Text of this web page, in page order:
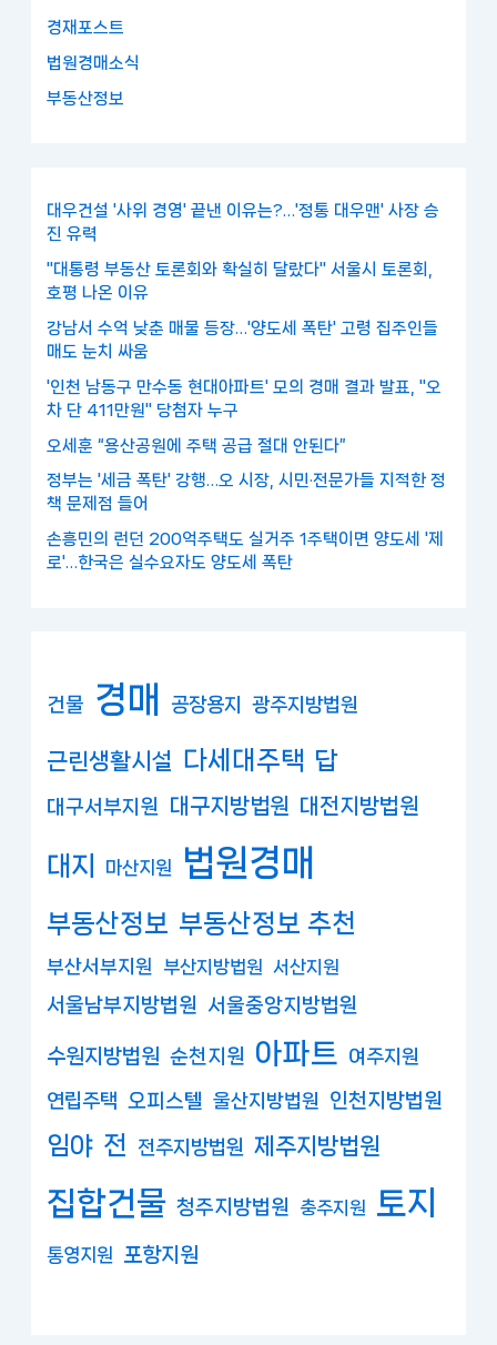
경재포스트
법원경매소식
부동산정보
대우건설 '사위 경영' 끝낸 이유는?…'정통 대우맨' 사장 승
진 유력
"대통령 부동산 토론회와 확실히 달랐다" 서울시 토론회,
호평 나온 이유
강남서 수억 낮춘 매물 등장…'양도세 폭탄' 고령 집주인들
매도 눈치 싸움
'인천 남동구 만수동 현대아파트' 모의 경매 결과 발표, "오
차 단 411만원" 당첨자 누구
오세훈 “용산공원에 주택 공급 절대 안된다”
정부는 '세금 폭탄' 강행…오 시장, 시민·전문가들 지적한 정
책 문제점 들어
손흥민의 런던 200억주택도 실거주 1주택이면 양도세 '제
로'…한국은 실수요자도 양도세 폭탄
건물 경매 공장용지 광주지방법원
근린생활시설 다세대주택 답
대구서부지원 대구지방법원 대전지방법원
대지 마산지원 법원경매
부동산정보 부동산정보 추천
부산서부지원 부산지방법원 서산지원
서울남부지방법원 서울중앙지방법원
수원지방법원 순천지원 아파트 여주지원
연립주택 오피스텔 울산지방법원 인천지방법원
임야 전 전주지방법원 제주지방법원
집합건물 청주지방법원 충주지원 토지
통영지원 포항지원